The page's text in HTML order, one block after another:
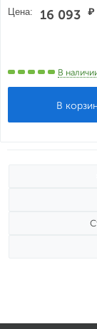
Цена: 16 093 ₽
В